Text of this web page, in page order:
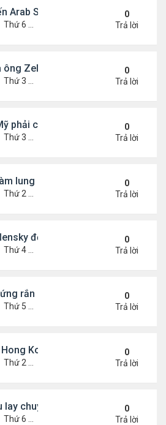
Arab Saudi và UAE từ đồng minh
Thứ 6 Tháng 1 02, 2026 5:25 pm
0
Trả lời
ông Zelensky khi hội đàm với ông
Thứ 3 Tháng 12 30, 2025 4:49 pm
0
Trả lời
phải có được Greenland
Thứ 3 Tháng 12 23, 2025 3:11 pm
0
Trả lời
lung lay niềm tin với luật kiểm
Thứ 2 Tháng 12 15, 2025 4:16 pm
0
Trả lời
đổi lập trường về bầu cử tổng
Thứ 4 Tháng 12 10, 2025 5:48 pm
0
Trả lời
rắn của ông Putin trong xung
Thứ 5 Tháng 12 04, 2025 4:20 pm
0
Trả lời
Kong trắng tay sau thảm họa
Thứ 2 Tháng 12 01, 2025 5:49 pm
0
Trả lời
lay chuyển Mỹ về kế hoạch hòa
Thứ 6 Tháng 11 28, 2025 4:28 pm
0
Trả lời